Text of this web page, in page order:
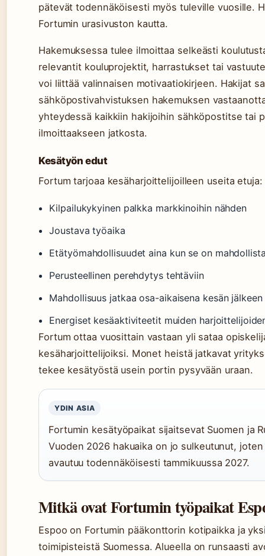
pätevät todennäköisesti myös tuleville vuosille.
Fortumin urasivuston kautta.
Hakemuksessa tulee ilmoittaa selkeästi
relevantit kouluprojektit, harrastukset tai
voi liittää valinnaisen motivaatiokirjeen. Hakijat
sähköpostivahvistuksen hakemuksen
yhteydessä kaikkiin hakijoihin sähköpostitse tai
ilmoittaakseen jatkosta.
Kesätyön edut
Fortum tarjoaa kesäharjoittelijoilleen useita etuja:
Kilpailukykyinen palkka markkinoihin nähden
Joustava työaika
Etätyömahdollisuudet aina kun se on
Perusteellinen perehdytys tehtäviin
Mahdollisuus jatkaa osa-aikaisena kesän jälkeen
Energiset kesäaktiviteetit muiden
Fortum ottaa vuosittain vastaan yli sataa
kesäharjoittelijoiksi. Monet heistä jatkavat
tekee kesätyöstä usein portin pysyvään uraan.
YDIN ASIA
Fortumin kesätyöpaikat sijaitsevat Suomen ja
Vuoden 2026 hakuaika on jo sulkeutunut,
avautuu todennäköisesti tammikuussa 2027.
Mitkä ovat Fortumin työpaikat
Espoo on Fortumin pääkonttorin kotipaikka ja
toimipisteistä Suomessa. Alueella on runsaasti